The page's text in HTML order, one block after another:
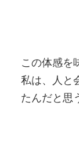
この体感を
私は、人と
たんだと思